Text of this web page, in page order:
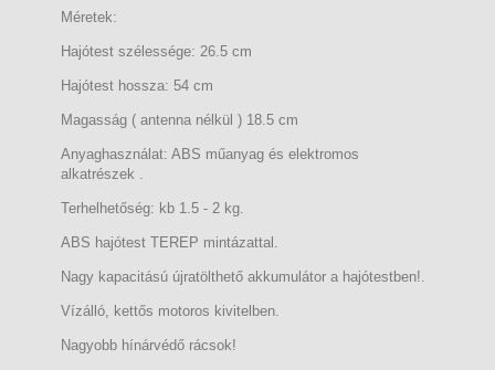
Méretek:
Hajótest szélessége: 26.5 cm
Hajótest hossza: 54 cm
Magasság ( antenna nélkül ) 18.5 cm
Anyaghasználat: ABS műanyag és elektromos
alkatrészek .
Terhelhetőség: kb 1.5 - 2 kg.
ABS hajótest TEREP mintázattal.
Nagy kapacitású újratölthető akkumulátor a hajótestben!.
Vízálló, kettős motoros kivitelben.
Nagyobb hínárvédő rácsok!